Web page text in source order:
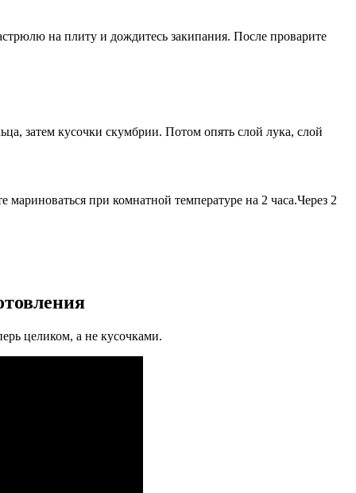
на плиту и дождитесь закипания. После проварите
затем кусочки скумбрии. Потом опять слой лука, слой
при комнатной температуре на 2 часа.Через 2
целиком, а не кусочками.